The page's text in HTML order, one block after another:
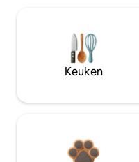
Keuken